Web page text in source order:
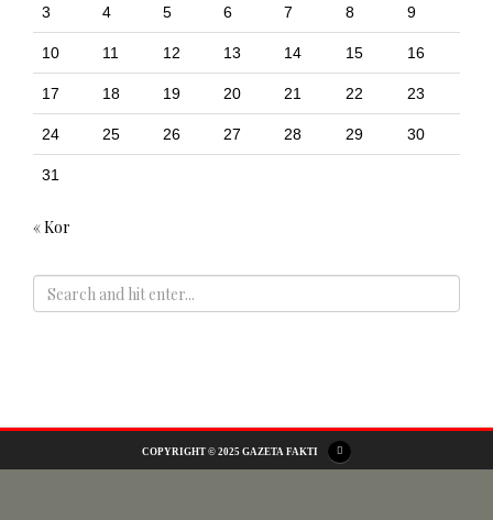
3 4 5 6 7 8 9
10 11 12 13 14 15 16
17 18 19 20 21 22 23
24 25 26 27 28 29 30
31
« Kor
COPYRIGHT © 2025 GAZETA FAKTI